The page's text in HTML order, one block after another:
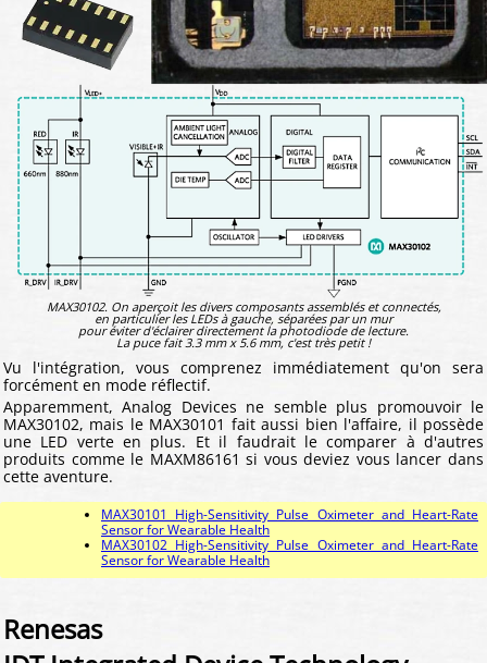
MAX30102. On aperçoit les divers composants assemblés et connectés,
en particulier les LEDs à gauche, séparées par un mur
pour éviter d'éclairer directement la photodiode de lecture.
La puce fait 3.3 mm x 5.6 mm, c'est très petit !
Vu l'intégration, vous comprenez immédiatement qu'on sera
forcément en mode réflectif.
Apparemment, Analog Devices ne semble plus promouvoir le
MAX30102, mais le MAX30101 fait aussi bien l'affaire, il possède
une LED verte en plus. Et il faudrait le comparer à d'autres
produits comme le MAXM86161 si vous deviez vous lancer dans
cette aventure.
MAX30101 High-Sensitivity Pulse Oximeter and Heart-Rate
Sensor for Wearable Health
MAX30102 High-Sensitivity Pulse Oximeter and Heart-Rate
Sensor for Wearable Health
Renesas